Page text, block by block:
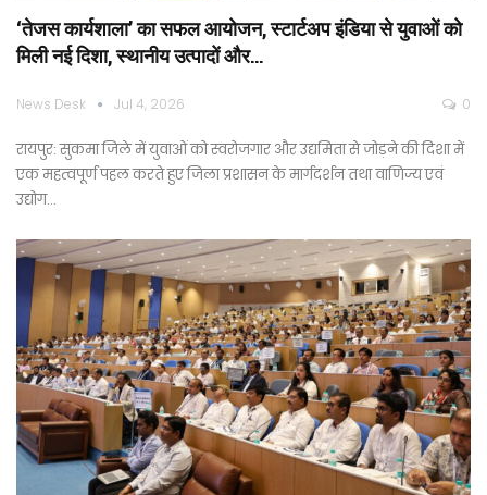
‘तेजस कार्यशाला’ का सफल आयोजन, स्टार्टअप इंडिया से युवाओं को
मिली नई दिशा, स्थानीय उत्पादों और…
News Desk Jul 4, 2026 0
रायपुर: सुकमा जिले में युवाओं को स्वरोजगार और उद्यमिता से जोड़ने की दिशा में
एक महत्वपूर्ण पहल करते हुए जिला प्रशासन के मार्गदर्शन तथा वाणिज्य एवं
उद्योग…